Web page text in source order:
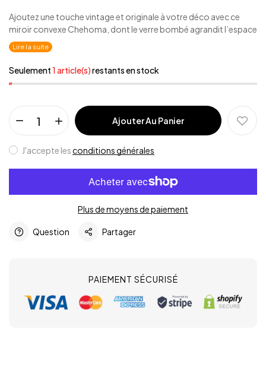
Ajoutez une touche vintage et originale à votre déco avec ce
miroir convexe Chehoma, dont le verre bombé agrandit l’espace
et apporte un effet visuel unique.
Lire la suite
Seulement1 article(s)restants en stock
Ajouter Au Panier
J'accepte lesconditions générales
Plus de moyens de paiement
Question Partager
PAIEMENT SÉCURISÉ